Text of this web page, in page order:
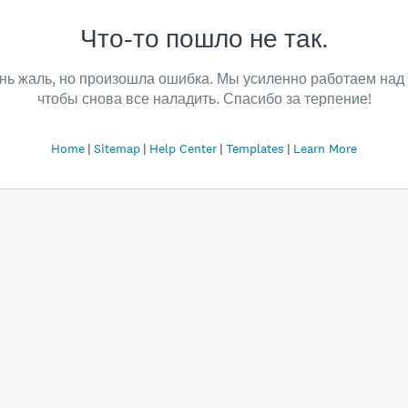
Что-то пошло не так.
жаль, но произошла ошибка. Мы усиленно работаем над
чтобы снова все наладить. Спасибо за терпение!
Home Sitemap Help Center Templates Learn More